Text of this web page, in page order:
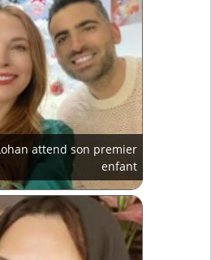
attend son premier
enfant